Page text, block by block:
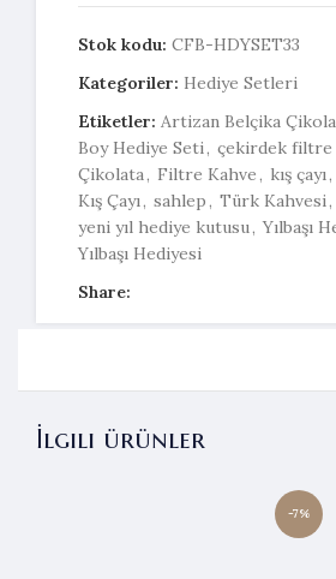
Stok kodu: CFB-HDYSET33
Kategoriler: Hediye Setleri
Etiketler: Artizan Belçika
Boy Hediye Seti, çekirdek filtre
Çikolata, Filtre Kahve, kış çayı,
Kış Çayı, sahlep, Türk Kahvesi,
yeni yıl hediye kutusu, Yılbaşı
Yılbaşı Hediyesi
Share:
İlgili ürünler
-7%